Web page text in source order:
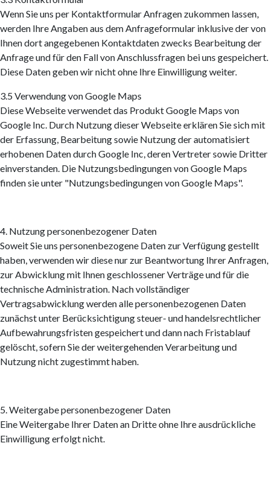
Wenn Sie uns per Kontaktformular Anfragen zukommen lassen,
werden Ihre Angaben aus dem Anfrageformular inklusive der von
Ihnen dort angegebenen Kontaktdaten zwecks Bearbeitung der
Anfrage und für den Fall von Anschlussfragen bei uns gespeichert.
Diese Daten geben wir nicht ohne Ihre Einwilligung weiter.
3.5 Verwendung von Google Maps
Diese Webseite verwendet das Produkt Google Maps von
Google Inc. Durch Nutzung dieser Webseite erklären Sie sich mit
der Erfassung, Bearbeitung sowie Nutzung der automatisiert
erhobenen Daten durch Google Inc, deren Vertreter sowie Dritter
einverstanden. Die Nutzungsbedingungen von Google Maps
finden sie unter "Nutzungsbedingungen von Google Maps".
4. Nutzung personenbezogener Daten
Soweit Sie uns personenbezogene Daten zur Verfügung gestellt
haben, verwenden wir diese nur zur Beantwortung Ihrer Anfragen,
zur Abwicklung mit Ihnen geschlossener Verträge und für die
technische Administration. Nach vollständiger
Vertragsabwicklung werden alle personenbezogenen Daten
zunächst unter Berücksichtigung steuer- und handelsrechtlicher
Aufbewahrungsfristen gespeichert und dann nach Fristablauf
gelöscht, sofern Sie der weitergehenden Verarbeitung und
Nutzung nicht zugestimmt haben.
5. Weitergabe personenbezogener Daten
Eine Weitergabe Ihrer Daten an Dritte ohne Ihre ausdrückliche
Einwilligung erfolgt nicht.